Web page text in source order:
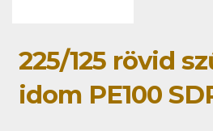
225/125 rövid
idom PE100